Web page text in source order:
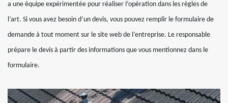
a une équipe expérimentée pour réaliser l’opération dans les règles de
l’art. Si vous avez besoin d’un devis, vous pouvez remplir le formulaire de
demande à tout moment sur le site web de l’entreprise. Le responsable
prépare le devis à partir des informations que vous mentionnez dans le
formulaire.